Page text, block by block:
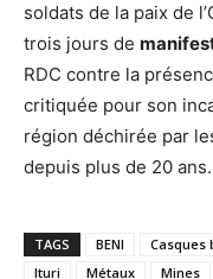
soldats de la paix de
trois jours de
RDC contre la
critiquée pour son
région déchirée par
depuis plus de 20 ans.
TAGS BENI Casques
Ituri
Métaux Mines